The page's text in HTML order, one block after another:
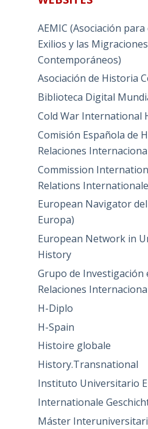
AEMIC (Asociación
Exilios y las
Contemporáneos)
Asociación de Historia
Biblioteca Digital
Cold War International
Comisión Española de
Relaciones
Commission
Relations
European Navigator del
Europa)
European Network in
History
Grupo de Investigación
Relaciones
H-Diplo
H-Spain
Histoire globale
History.Transnational
Instituto Universitario
Internationale
Máster